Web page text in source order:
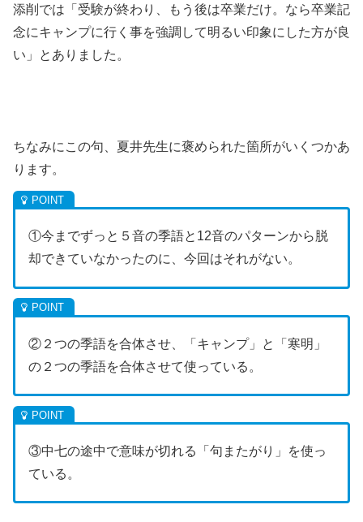
添削では「受験が終わり、もう後は卒業だけ。なら卒業記
念にキャンプに行く事を強調して明るい印象にした方が良
い」とありました。
ちなみにこの句、夏井先生に褒められた箇所がいくつかあ
ります。
①今までずっと５音の季語と12音のパターンから脱
却できていなかったのに、今回はそれがない。
②２つの季語を合体させ、「キャンプ」と「寒明」
の２つの季語を合体させて使っている。
③中七の途中で意味が切れる「句またがり」を使っ
ている。